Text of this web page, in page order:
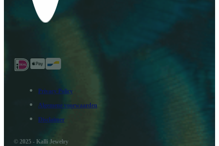
Privacy Policy
Algemene voorwaarden
Disclaimer
© 2025 - Kalli Jewelry